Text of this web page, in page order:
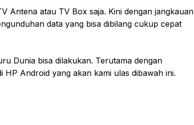
Antena atau TV Box saja. Kini dengan jangkauan
data yang bisa dibilang cukup cepat
Dunia bisa dilakukan. Terutama dengan
Android yang akan kami ulas dibawah ini.